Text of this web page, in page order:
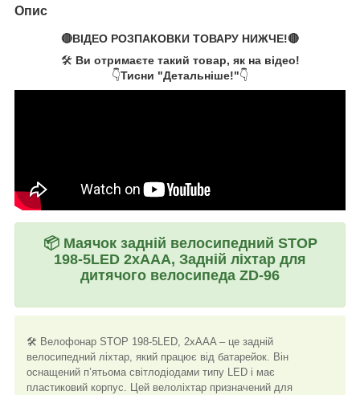
Опис
🔴ВІДЕО РОЗПАКОВКИ ТОВАРУ НИЖЧЕ!🔴
🛠️ Ви отримаєте такий товар, як на відео!
👇Тисни "Детальніше!"👇
📦 Маячок задній велосипедний STOP
198-5LED 2xAAA, Задній ліхтар для
дитячого велосипеда ZD-96
🛠️ Велофонар STOP 198-5LED, 2xAAA – це задній
велосипедний ліхтар, який працює від батарейок. Він
оснащений п’ятьома світлодіодами типу LED і має
пластиковий корпус. Цей велоліхтар призначений для